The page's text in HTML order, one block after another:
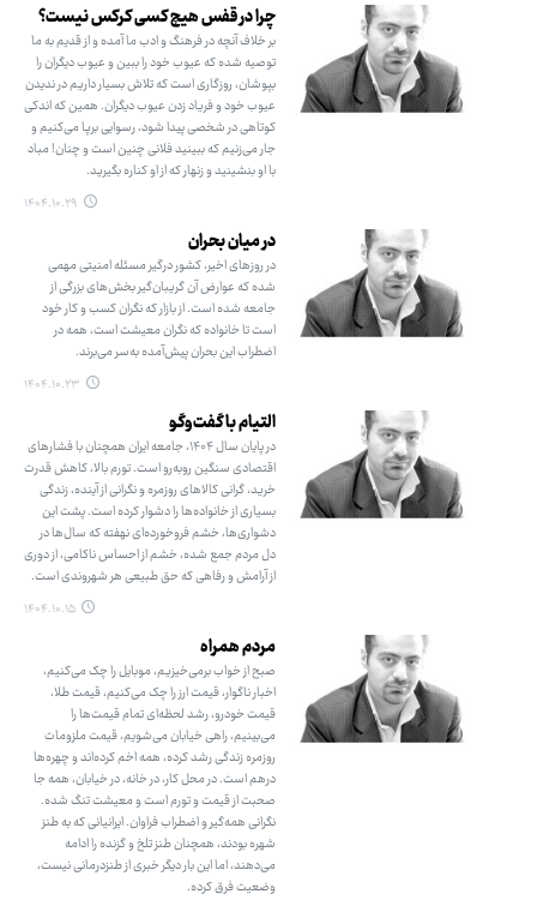
چرا در قفس هیچ کسی کرکس نیست؟
بر خلاف آنچه در فرهنگ و ادب ما آمده و از قدیم به ما
توصیه شده که عیوب خود را ببین و عیوب دیگران را
بپوشان، روزگاری است که تلاش بسیار داریم در ندیدن
عیوب خود و فریاد زدن عیوب دیگران. همین که اندکی
کوتاهی در شخصی پیدا شود، رسوایی برپا می‌کنیم و
جار می‌زنیم که ببینید فلانی چنین است و چنان! مباد
با او بنشینید و زنهار که از او کناره بگیرید.
۱۴۰۴.۱۰.۲۹
در میان بحران
در روزهای اخیر، کشور درگیر مسئله امنیتی مهمی
شده که عوارض آن گریبان‌گیر بخش‌های بزرگی از
جامعه شده است. از بازار که نگران کسب و کار خود
است تا خانواده که نگران معیشت است، همه در
اضطراب این بحران پیش‌آمده به‌سر می‌برند.
۱۴۰۴.۱۰.۲۳
التیام با گفت‌وگو
در پایان سال ۱۴۰۴، جامعه ایران همچنان با فشارهای
اقتصادی سنگین روبه‌رو است. تورم بالا، کاهش قدرت
خرید، گرانی کالاهای روزمره و نگرانی از آینده، زندگی
بسیاری از خانواده‌ها را دشوار کرده است. پشت این
دشواری‌ها، خشم فروخورده‌ای نهفته که سال‌ها در
دل مردم جمع شده، خشم از احساس ناکامی، از دوری
از آرامش و رفاهی که حق طبیعی هر شهروندی است.
۱۴۰۴.۱۰.۱۵
مردم همراه
صبح از خواب برمی‌خیزیم، موبایل را چک می‌کنیم،
اخبار ناگوار، قیمت ارز را چک می‌کنیم، قیمت طلا،
قیمت خودرو، رشد لحظه‌ای تمام قیمت‌ها را
می‌بینیم، راهی خیابان می‌شویم، قیمت ملزومات
روزمره زندگی رشد کرده، همه اخم کرده‌اند و چهره‌ها
درهم است. در محل کار، در خانه، در خیابان، همه جا
صحبت از قیمت و تورم است و معیشت تنگ شده.
نگرانی همه‌گیر و اضطراب فراوان. ایرانیانی که به طنز
شهره بودند، همچنان طنز تلخ و گزنده را ادامه
می‌دهند، اما این بار دیگر خبری از طنزدرمانی نیست،
وضعیت فرق کرده.